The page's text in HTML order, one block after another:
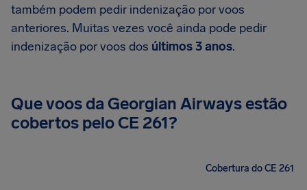
também podem pedir indenização por voos
anteriores. Muitas vezes você ainda pode pedir
indenização por voos dos últimos 3 anos.
Que voos da Georgian Airways estão
cobertos pelo CE 261?
Cobertura do CE 261